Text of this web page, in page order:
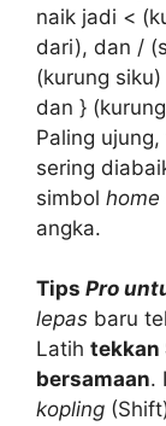
naik jadi <
dari), dan /
(kurung
dan }
Paling
sering
simbol home
angka.
Tips Pro
lepas baru
Latih tekkan
bersamaan.
kopling